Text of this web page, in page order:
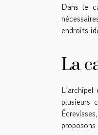
Dans le
endroits
La
plusieurs